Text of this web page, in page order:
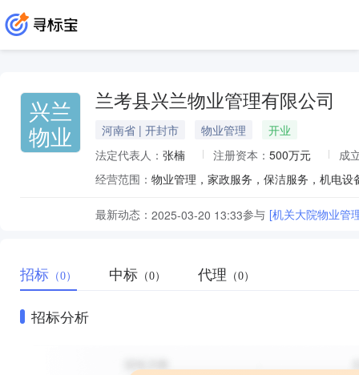
兴兰
物业
兰考县兴兰物业管理有限公司
河南省 | 开封市 物业管理
开业
法定代表人： 张楠 注册资本： 500万元
成
经营范围：
最新动态： 2025-03-20 13:33参与 [机关大院物业管
招标 （0） 中标 （0） 代理 （0）
招标分析